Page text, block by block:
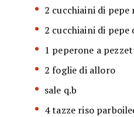
2 cucchiaini di pepe
2 cucchiaini di pepe
1 peperone a
2 foglie di alloro
sale q.b
4 tazze riso